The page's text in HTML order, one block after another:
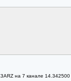
на 7 канале